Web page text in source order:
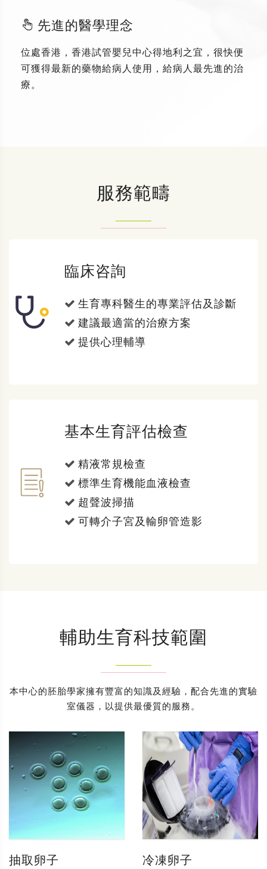
先進的醫學理念
位處香港，香港試管嬰兒中心得地利之宜，很快便
可獲得最新的藥物給病人使用，給病人最先進的治
療。
服務範疇
臨床咨詢
生育專科醫生的專業評估及診斷
建議最適當的治療方案
提供心理輔導
基本生育評估檢查
精液常規檢查
標準生育機能血液檢查
超聲波掃描
可轉介子宮及輸卵管造影
輔助生育科技範圍
本中心的胚胎學家擁有豐富的知識及經驗，配合先進的實驗
室儀器，以提供最優質的服務。
抽取卵子 冷凍卵子